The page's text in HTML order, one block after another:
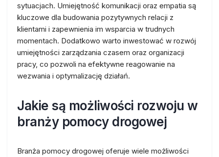
sytuacjach. Umiejętność komunikacji oraz empatia są
kluczowe dla budowania pozytywnych relacji z
klientami i zapewnienia im wsparcia w trudnych
momentach. Dodatkowo warto inwestować w rozwój
umiejętności zarządzania czasem oraz organizacji
pracy, co pozwoli na efektywne reagowanie na
wezwania i optymalizację działań.
Jakie są możliwości rozwoju w
branży pomocy drogowej
Branża pomocy drogowej oferuje wiele możliwości